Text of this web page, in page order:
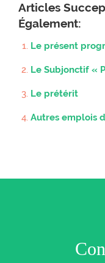
Articles
Également:
Le présent
Le Subjonctif «
Le prétérit
Autres emplois